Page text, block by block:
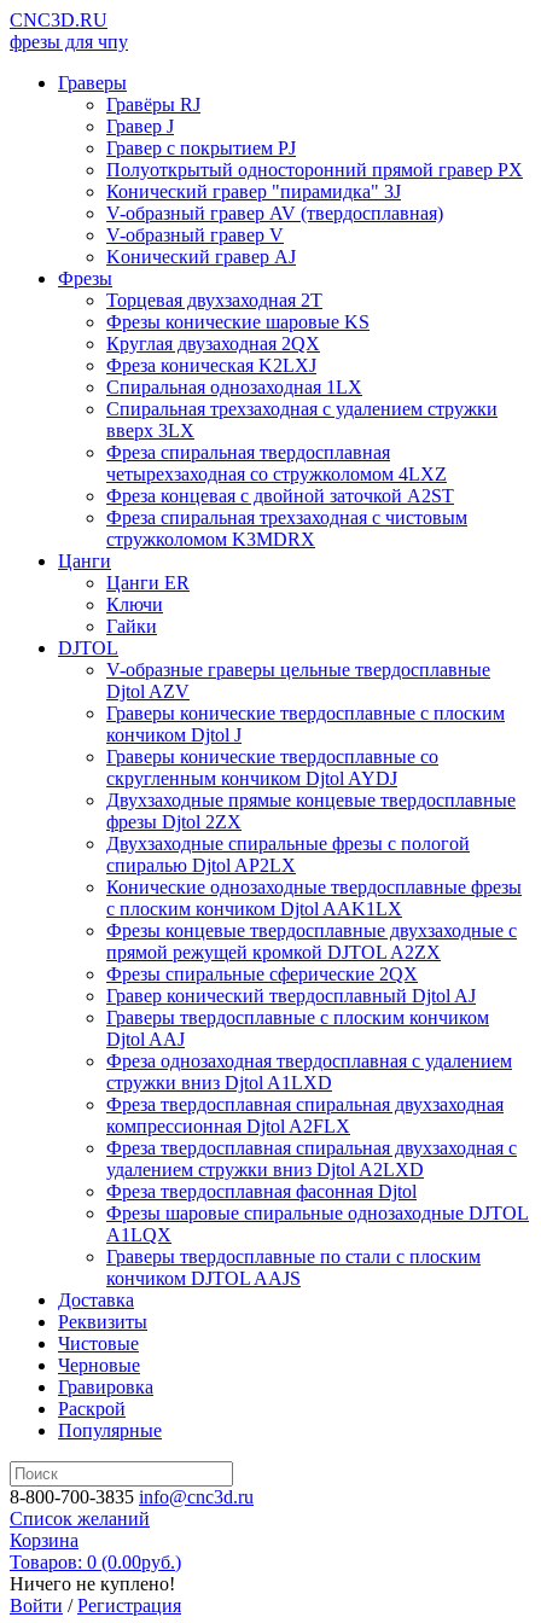
CNC3D.RU
фрезы для чпу
Граверы
Гравёры RJ
Гравер J
Гравер с покрытием PJ
Полуоткрытый односторонний прямой гравер PX
Конический гравер "пирамидка" 3J
V-образный гравер AV (твердосплавная)
V-образный гравер V
Kонический гравер AJ
Фрезы
Торцевая двухзаходная 2T
Фрезы конические шаровые KS
Круглая двузаходная 2QX
Фреза коническая K2LXJ
Спиральная однозаходная 1LX
Спиральная трехзаходная с удалением стружки
вверх 3LX
Фреза спиральная твердосплавная
четырехзаходная со стружколомом 4LXZ
Фреза концевая с двойной заточкой A2ST
Фреза спиральная трехзаходная с чистовым
стружколомом K3MDRX
Цанги
Цанги ER
Ключи
Гайки
DJTOL
V-образные граверы цельные твердосплавные
Djtol AZV
Граверы конические твердосплавные с плоским
кончиком Djtol J
Граверы конические твердосплавные со
скругленным кончиком Djtol AYDJ
Двухзаходные прямые концевые твердосплавные
фрезы Djtol 2ZX
Двухзаходные спиральные фрезы с пологой
спиралью Djtol AP2LX
Конические однозаходные твердосплавные фрезы
с плоским кончиком Djtol AAK1LX
Фрезы концевые твердосплавные двухзаходные с
прямой режущей кромкой DJTOL A2ZX
Фрезы спиральные сферические 2QX
Гравер конический твердосплавный Djtol AJ
Граверы твердосплавные с плоским кончиком
Djtol AAJ
Фреза однозаходная твердосплавная с удалением
стружки вниз Djtol A1LXD
Фреза твердосплавная спиральная двухзаходная
компрессионная Djtol A2FLX
Фреза твердосплавная спиральная двухзаходная с
удалением стружки вниз Djtol A2LXD
Фреза твердосплавная фасонная Djtol
Фрезы шаровые спиральные однозаходные DJTOL
A1LQX
Граверы твердосплавные по стали с плоским
кончиком DJTOL AAJS
Доставка
Реквизиты
Чистовые
Черновые
Гравировка
Раскрой
Популярные
8-800-700-3835 info@cnc3d.ru
Список желаний
Корзина
Товаров: 0 (0.00руб.)
Ничего не куплено!
Войти /Регистрация